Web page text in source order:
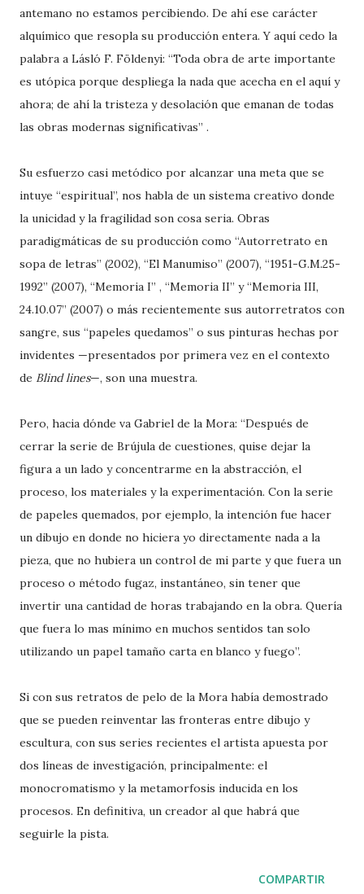
antemano no estamos percibiendo. De ahí ese carácter
alquímico que resopla su producción entera. Y aquí cedo la
palabra a Lásló F. Földenyi: “Toda obra de arte importante
es utópica porque despliega la nada que acecha en el aquí y
ahora; de ahí la tristeza y desolación que emanan de todas
las obras modernas significativas” .
Su esfuerzo casi metódico por alcanzar una meta que se
intuye “espiritual”, nos habla de un sistema creativo donde
la unicidad y la fragilidad son cosa seria. Obras
paradigmáticas de su producción como “Autorretrato en
sopa de letras” (2002), “El Manumiso” (2007), “1951-G.M.25-
1992” (2007), “Memoria I” , “Memoria II” y “Memoria III,
24.10.07” (2007) o más recientemente sus autorretratos con
sangre, sus “papeles quedamos” o sus pinturas hechas por
invidentes —presentados por primera vez en el contexto
de Blind lines—, son una muestra.
Pero, hacia dónde va Gabriel de la Mora: “Después de
cerrar la serie de Brújula de cuestiones, quise dejar la
figura a un lado y concentrarme en la abstracción, el
proceso, los materiales y la experimentación. Con la serie
de papeles quemados, por ejemplo, la intención fue hacer
un dibujo en donde no hiciera yo directamente nada a la
pieza, que no hubiera un control de mi parte y que fuera un
proceso o método fugaz, instantáneo, sin tener que
invertir una cantidad de horas trabajando en la obra. Quería
que fuera lo mas mínimo en muchos sentidos tan solo
utilizando un papel tamaño carta en blanco y fuego”.
Si con sus retratos de pelo de la Mora había demostrado
que se pueden reinventar las fronteras entre dibujo y
escultura, con sus series recientes el artista apuesta por
dos líneas de investigación, principalmente: el
monocromatismo y la metamorfosis inducida en los
procesos. En definitiva, un creador al que habrá que
seguirle la pista.
COMPARTIR